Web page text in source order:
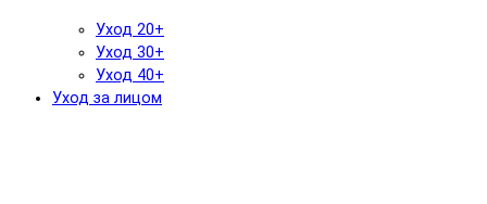
Уход 20+
Уход 30+
Уход 40+
Уход за лицом